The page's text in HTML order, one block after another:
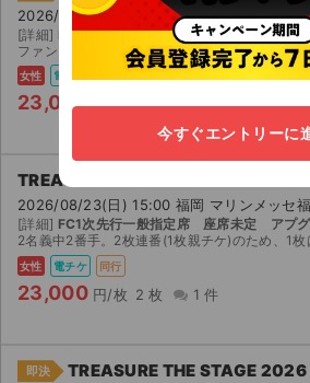
2026/08/23(日) 15:00 福岡 マリンメッセ福
[詳細]
FC1次当選、1番手
ファンを辞めた為1番手2連お譲りです。 アプグ
女性 電チケ
23,000 円/枚 2 枚 2 件
TREASURE THE STAGE 2026 IN
2026/08/23(日) 15:00 福岡 マリンメッセ
[詳細] FC1次先行一般指定席 座席未定 アプ
2名義中2番手。2枚連番(1枚親チケ)のため、1枚は分配、もう一枚は入場時のみ当方の端末を貸出させていただき同時入場をしていただき
女性 電チケ 同行
23,000 円/枚 2 枚 1 件
即決 TREASURE THE STAGE
今すぐエントリーに